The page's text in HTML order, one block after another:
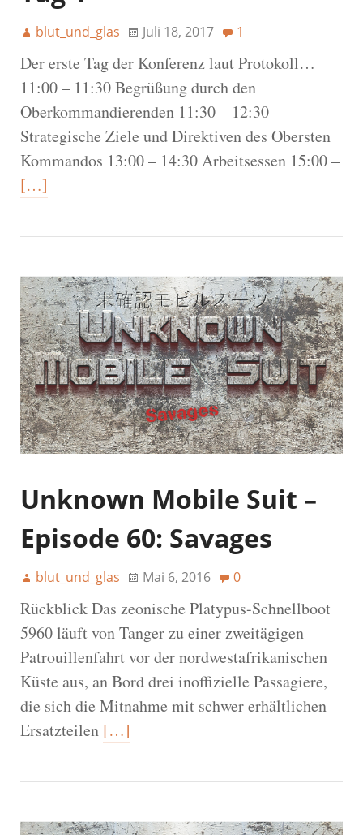
blut_und_glas Juli 18, 2017 1
Der erste Tag der Konferenz laut Protokoll…
11:00 – 11:30 Begrüßung durch den
Oberkommandierenden 11:30 – 12:30
Strategische Ziele und Direktiven des Obersten
Kommandos 13:00 – 14:30 Arbeitsessen 15:00 –
[…]
Unknown Mobile Suit –
Episode 60: Savages
blut_und_glas Mai 6, 2016 0
Rückblick Das zeonische Platypus-Schnellboot
5960 läuft von Tanger zu einer zweitägigen
Patrouillenfahrt vor der nordwestafrikanischen
Küste aus, an Bord drei inoffizielle Passagiere,
die sich die Mitnahme mit schwer erhältlichen
Ersatzteilen […]